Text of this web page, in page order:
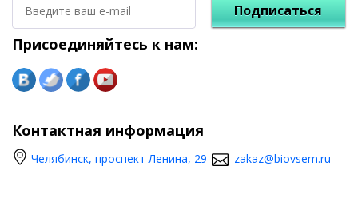
Подписаться
Присоединяйтесь к нам:
Контактная информация
Челябинск, проспект Ленина, 29 zakaz@biovsem.ru